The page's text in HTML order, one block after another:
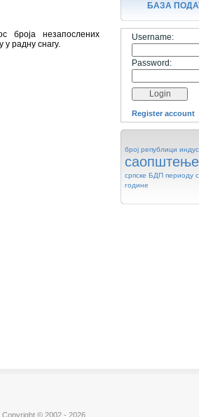
броја незапослених
у радну снагу.
БАЗA
Username:
Password:
Register account
број републици
саопштење
српске БДП периоду
године
Copyright © 2002 - 2026.